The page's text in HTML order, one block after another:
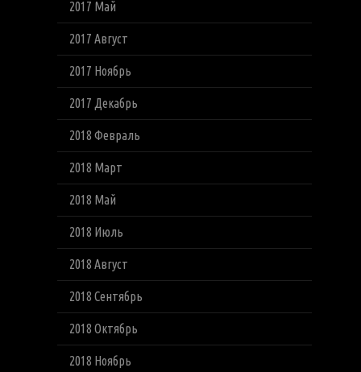
2017 Май
2017 Август
2017 Ноябрь
2017 Декабрь
2018 Февраль
2018 Март
2018 Май
2018 Июль
2018 Август
2018 Сентябрь
2018 Октябрь
2018 Ноябрь